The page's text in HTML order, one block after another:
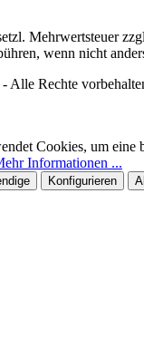
Mehrwertsteuer
wenn nicht
Alle Rechte
Cookies, um eine
Informationen ...
Konfigurieren